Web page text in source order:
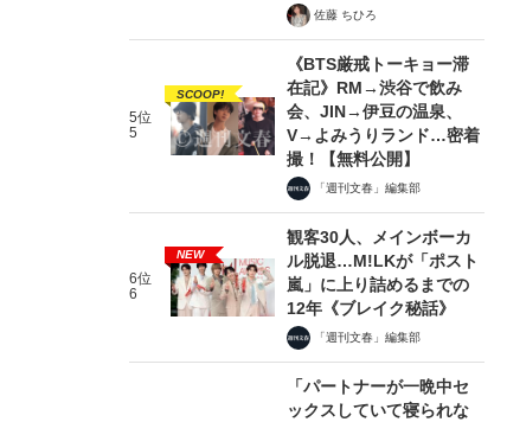
佐藤 ちひろ
5位
5
SCOOP!
《BTS厳戒トーキョー滞
在記》RM→渋谷で飲み
会、JIN→伊豆の温泉、
V→よみうりランド…密着
撮！【無料公開】
「週刊文春」編集部
6位
6
NEW
観客30人、メインボーカ
ル脱退…M!LKが「ポスト
嵐」に上り詰めるまでの
12年《ブレイク秘話》
「週刊文春」編集部
「パートナーが一晩中セ
ックスしていて寝られな